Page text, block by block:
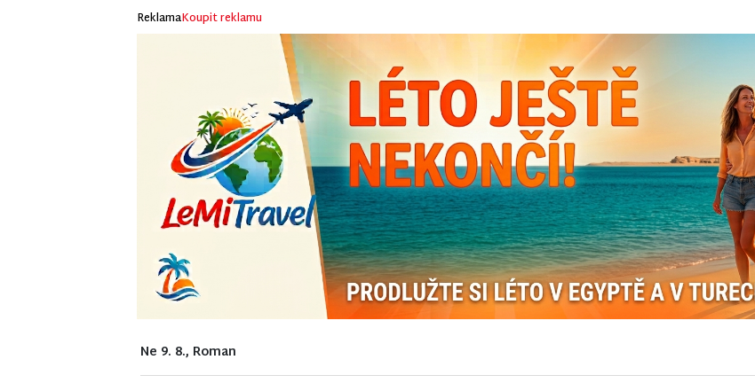
ReklamaKoupit reklamu
Ne 9. 8., Roman